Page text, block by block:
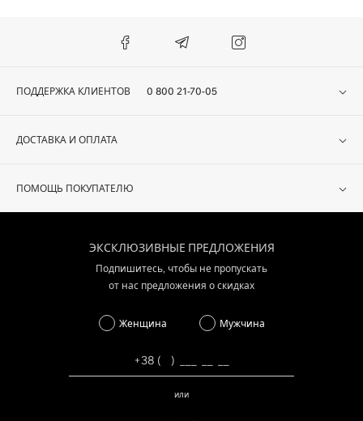
ПОДДЕРЖКА КЛИЕНТОВ 0 800 21-70-05
ДОСТАВКА И ОПЛАТА
ПОМОЩЬ ПОКУПАТЕЛЮ
ЭКСКЛЮЗИВНЫЕ ПРЕДЛОЖЕНИЯ
Подпишитесь, чтобы не пропускать
от нас предложения о скидках
Женщина Мужчина
или